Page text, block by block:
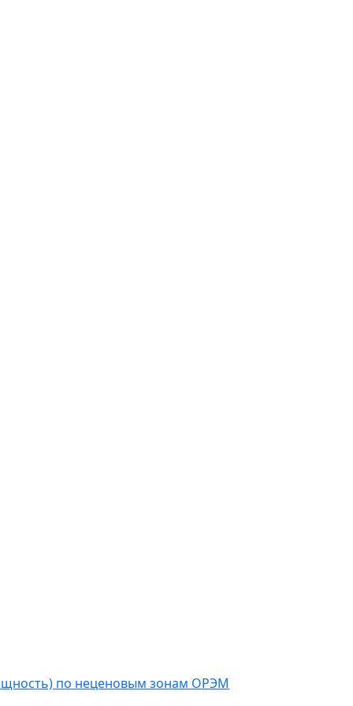
по неценовым зонам ОРЭМ